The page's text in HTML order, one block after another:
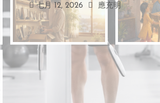
七月 12, 2026 應充明